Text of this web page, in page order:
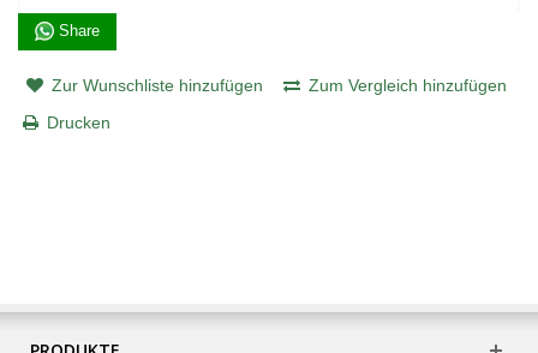
Share
Zur Wunschliste hinzufügen
Zum Vergleich hinzufügen
Drucken